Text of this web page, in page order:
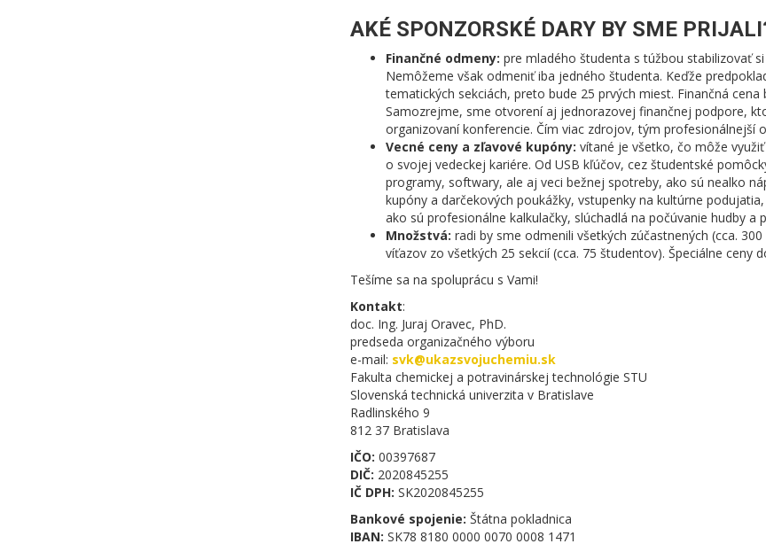
AKÉ SPONZORSKÉ DARY BY SME
Finančné odmeny: pre mladého študenta s túžbou stabilizovať
Nemôžeme však odmeniť iba jedného študenta. Keďže
tematických sekciách, preto bude 25 prvých miest. Finančná
Samozrejme, sme otvorení aj jednorazovej finančnej podpore,
organizovaní konferencie. Čím viac zdrojov, tým profesionálnejší
Vecné ceny a zľavové kupóny: vítané je všetko, čo môže
o svojej vedeckej kariére. Od USB kľúčov, cez študentské
programy, softwary, ale aj veci bežnej spotreby, ako sú nealko
kupóny a darčekových poukážky, vstupenky na kultúrne
ako sú profesionálne kalkulačky, slúchadlá na počúvanie hudby a
Množstvá: radi by sme odmenili všetkých zúčastnených (cca.
víťazov zo všetkých 25 sekcií (cca. 75 študentov). Špeciálne ceny
Tešíme sa na spoluprácu s Vami!
Kontakt:
doc. Ing. Juraj Oravec, PhD.
predseda organizačného výboru
e-mail: svk@ukazsvojuchemiu.sk
Fakulta chemickej a potravinárskej technológie STU
Slovenská technická univerzita v Bratislave
Radlinského 9
812 37 Bratislava
IČO: 00397687
DIČ: 2020845255
IČ DPH: SK2020845255
Bankové spojenie: Štátna pokladnica
IBAN: SK78 8180 0000 0070 0008 1471